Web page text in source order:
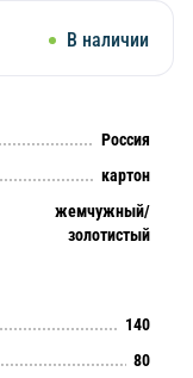
В наличии
Россия
картон
жемчужный/
золотистый
140
80